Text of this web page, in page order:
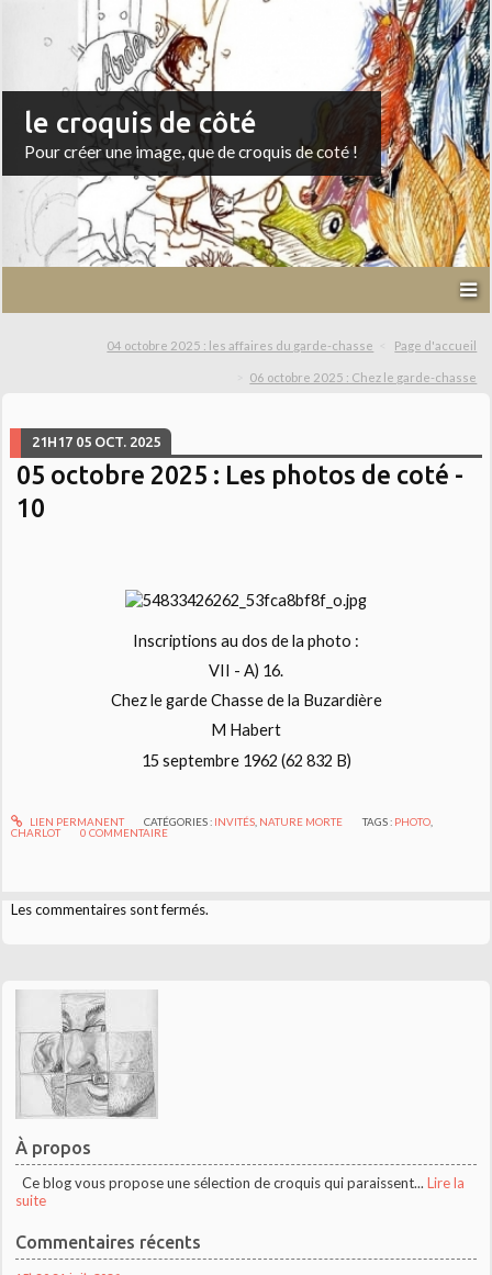
le croquis de côté
Pour créer une image, que de croquis de coté !
04 octobre 2025 : les affaires du garde-chasse Page d'accueil
06 octobre 2025 : Chez le garde-chasse
21H17 05 OCT. 2025
05 octobre 2025 : Les photos de coté -
10
Inscriptions au dos de la photo :
VII - A) 16.
Chez le garde Chasse de la Buzardière
M Habert
15 septembre 1962 (62 832 B)
LIEN PERMANENT CATÉGORIES : INVITÉS, NATURE MORTE TAGS : PHOTO
CHARLOT
0 COMMENTAIRE
Les commentaires sont fermés.
À propos
Ce blog vous propose une sélection de croquis qui paraissent... Lire la
suite
Commentaires récents